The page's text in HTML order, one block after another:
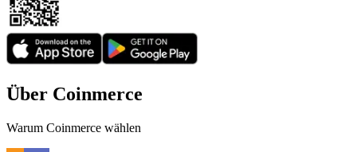
Über Coinmerce
Warum Coinmerce wählen